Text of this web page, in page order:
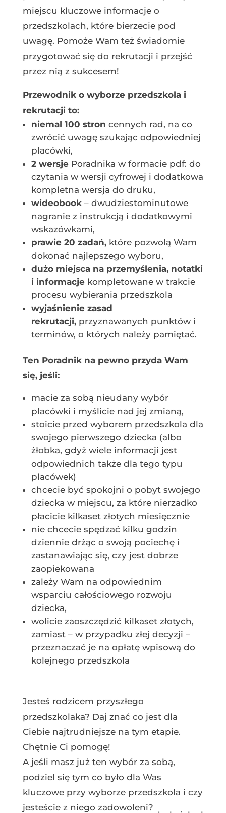
miejscu kluczowe informacje o
przedszkolach, które bierzecie pod
uwagę. Pomoże Wam też świadomie
przygotować się do rekrutacji i przejść
przez nią z sukcesem!
Przewodnik o wyborze przedszkola i
rekrutacji to:
niemal 100 stron cennych rad, na co
zwrócić uwagę szukając odpowiedniej
placówki,
2 wersje Poradnika w formacie pdf: do
czytania w wersji cyfrowej i dodatkowa
kompletna wersja do druku,
wideobook – dwudziestominutowe
nagranie z instrukcją i dodatkowymi
wskazówkami,
prawie 20 zadań, które pozwolą Wam
dokonać najlepszego wyboru,
dużo miejsca na przemyślenia, notatki
i informacje kompletowane w trakcie
procesu wybierania przedszkola
wyjaśnienie zasad
rekrutacji, przyznawanych punktów i
terminów, o których należy pamiętać.
Ten Poradnik na pewno przyda Wam
się, jeśli:
macie za sobą nieudany wybór
placówki i myślicie nad jej zmianą,
stoicie przed wyborem przedszkola dla
swojego pierwszego dziecka (albo
żłobka, gdyż wiele informacji jest
odpowiednich także dla tego typu
placówek)
chcecie być spokojni o pobyt swojego
dziecka w miejscu, za które nierzadko
płacicie kilkaset złotych miesięcznie
nie chcecie spędzać kilku godzin
dziennie drżąc o swoją pociechę i
zastanawiając się, czy jest dobrze
zaopiekowana
zależy Wam na odpowiednim
wsparciu całościowego rozwoju
dziecka,
wolicie zaoszczędzić kilkaset złotych,
zamiast – w przypadku złej decyzji –
przeznaczać je na opłatę wpisową do
kolejnego przedszkola
Jesteś rodzicem przyszłego
przedszkolaka? Daj znać co jest dla
Ciebie najtrudniejsze na tym etapie.
Chętnie Ci pomogę!
A jeśli masz już ten wybór za sobą,
podziel się tym co było dla Was
kluczowe przy wyborze przedszkola i czy
jesteście z niego zadowoleni?⠀